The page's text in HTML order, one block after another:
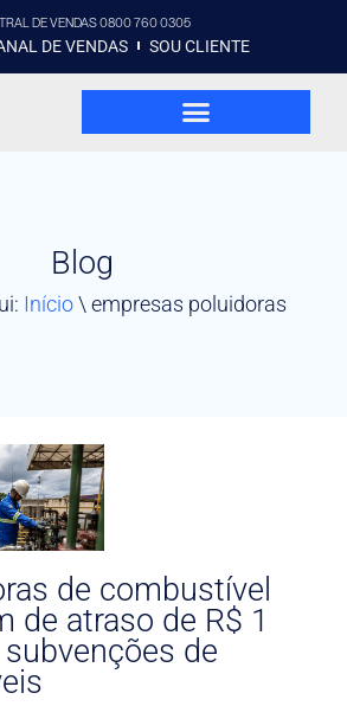
DE VENDAS 0800 760 0305
DE VENDAS SOU CLIENTE
Blog
Início\ empresas poluidoras
de combustível
de atraso de R$ 1
de